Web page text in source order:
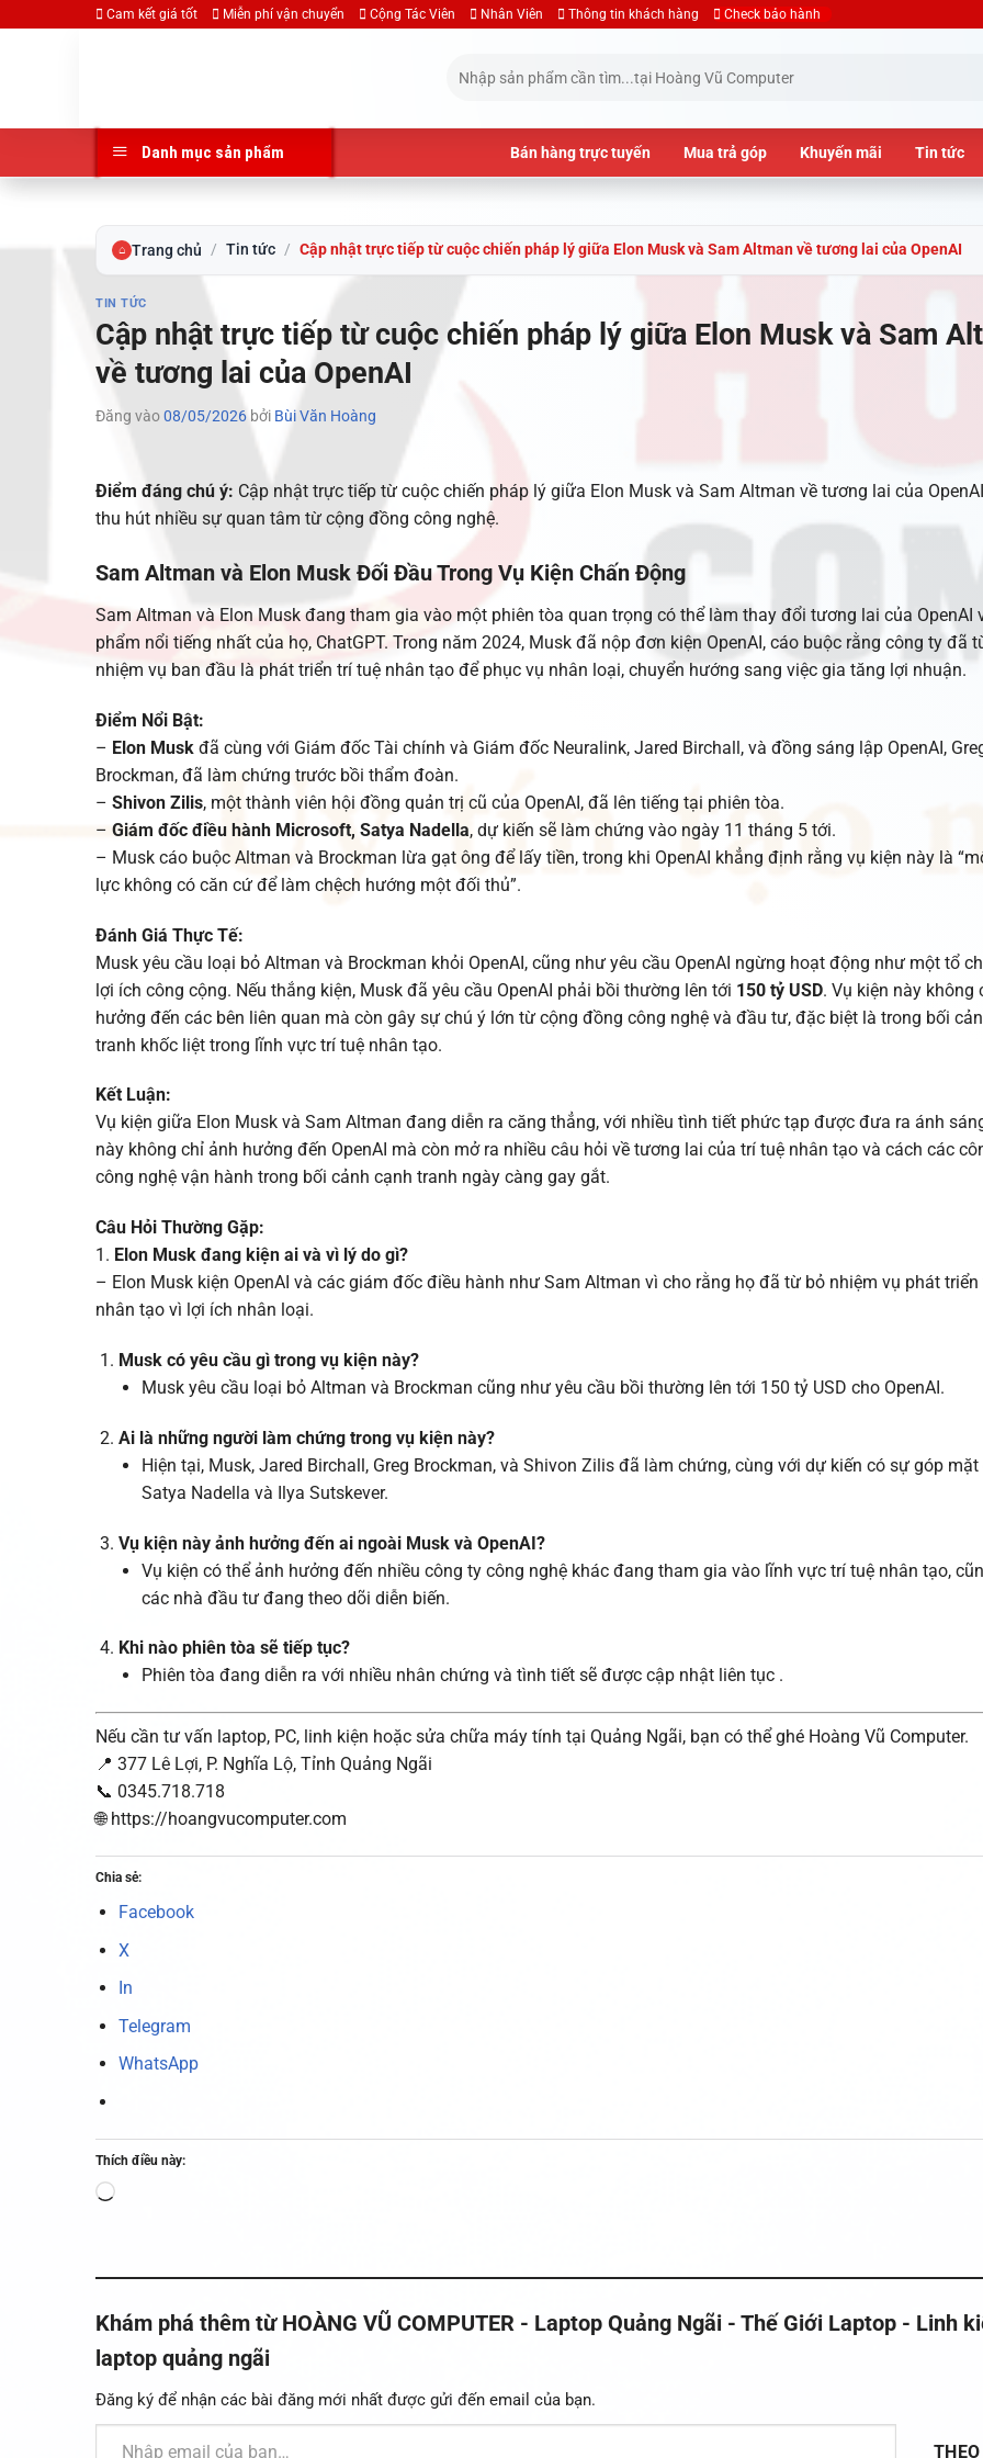
Cam kết giá tốt Miễn phí vận chuyển Cộng Tác Viên Nhân Viên Thông tin khách hàng Check bảo hành
kiếm:
Danh mục sản phẩm Bán hàng trực tuyến Mua trả góp Khuyến mãi Tin tức
⌂ Trang chủ / Tin tức / Cập nhật trực tiếp từ cuộc chiến pháp lý giữa Elon Musk và Sam Altman về tương lai của OpenAI
TIN TỨC
Cập nhật trực tiếp từ cuộc chiến pháp lý giữa Elon Musk và Sam
về tương lai của OpenAI
Đăng vào08/05/2026 bởi Bùi Văn Hoàng
Điểm đáng chú ý: Cập nhật trực tiếp từ cuộc chiến pháp lý giữa Elon Musk và Sam Altman về tương lai của
thu hút nhiều sự quan tâm từ cộng đồng công nghệ.
Sam Altman và Elon Musk Đối Đầu Trong Vụ Kiện Chấn Động
Sam Altman và Elon Musk đang tham gia vào một phiên tòa quan trọng có thể làm thay đổi tương lai của OpenAI
phẩm nổi tiếng nhất của họ, ChatGPT. Trong năm 2024, Musk đã nộp đơn kiện OpenAI, cáo buộc rằng công ty đã
nhiệm vụ ban đầu là phát triển trí tuệ nhân tạo để phục vụ nhân loại, chuyển hướng sang việc gia tăng lợi nhuận.
Điểm Nổi Bật:
– Elon Musk đã cùng với Giám đốc Tài chính và Giám đốc Neuralink, Jared Birchall, và đồng sáng lập OpenAI,
Brockman, đã làm chứng trước bồi thẩm đoàn.
– Shivon Zilis, một thành viên hội đồng quản trị cũ của OpenAI, đã lên tiếng tại phiên tòa.
– Giám đốc điều hành Microsoft, Satya Nadella, dự kiến sẽ làm chứng vào ngày 11 tháng 5 tới.
– Musk cáo buộc Altman và Brockman lừa gạt ông để lấy tiền, trong khi OpenAI khẳng định rằng vụ kiện này là
lực không có căn cứ để làm chệch hướng một đối thủ”.
Đánh Giá Thực Tế:
Musk yêu cầu loại bỏ Altman và Brockman khỏi OpenAI, cũng như yêu cầu OpenAI ngừng hoạt động như một tổ
lợi ích công cộng. Nếu thắng kiện, Musk đã yêu cầu OpenAI phải bồi thường lên tới 150 tỷ USD. Vụ kiện này không
hưởng đến các bên liên quan mà còn gây sự chú ý lớn từ cộng đồng công nghệ và đầu tư, đặc biệt là trong bối
tranh khốc liệt trong lĩnh vực trí tuệ nhân tạo.
Kết Luận:
Vụ kiện giữa Elon Musk và Sam Altman đang diễn ra căng thẳng, với nhiều tình tiết phức tạp được đưa ra ánh
này không chỉ ảnh hưởng đến OpenAI mà còn mở ra nhiều câu hỏi về tương lai của trí tuệ nhân tạo và cách các
công nghệ vận hành trong bối cảnh cạnh tranh ngày càng gay gắt.
Câu Hỏi Thường Gặp:
1. Elon Musk đang kiện ai và vì lý do gì?
– Elon Musk kiện OpenAI và các giám đốc điều hành như Sam Altman vì cho rằng họ đã từ bỏ nhiệm vụ phát triển
nhân tạo vì lợi ích nhân loại.
Musk có yêu cầu gì trong vụ kiện này?
Musk yêu cầu loại bỏ Altman và Brockman cũng như yêu cầu bồi thường lên tới 150 tỷ USD cho OpenAI.
Ai là những người làm chứng trong vụ kiện này?
Hiện tại, Musk, Jared Birchall, Greg Brockman, và Shivon Zilis đã làm chứng, cùng với dự kiến có sự góp mặt
Satya Nadella và Ilya Sutskever.
Vụ kiện này ảnh hưởng đến ai ngoài Musk và OpenAI?
Vụ kiện có thể ảnh hưởng đến nhiều công ty công nghệ khác đang tham gia vào lĩnh vực trí tuệ nhân tạo,
các nhà đầu tư đang theo dõi diễn biến.
Khi nào phiên tòa sẽ tiếp tục?
Phiên tòa đang diễn ra với nhiều nhân chứng và tình tiết sẽ được cập nhật liên tục .
Nếu cần tư vấn laptop, PC, linh kiện hoặc sửa chữa máy tính tại Quảng Ngãi, bạn có thể ghé Hoàng Vũ Computer.
📍 377 Lê Lợi, P. Nghĩa Lộ, Tỉnh Quảng Ngãi
📞 0345.718.718
🌐 https://hoangvucomputer.com
Chia sẻ:
Facebook
X
In
Telegram
WhatsApp
Thích điều này:
Đang
Khám phá thêm từ HOÀNG VŨ COMPUTER - Laptop Quảng Ngãi - Thế Giới Laptop - Linh
laptop quảng ngãi
Đăng ký để nhận các bài đăng mới nhất được gửi đến email của bạn.
Nhập email của bạn…